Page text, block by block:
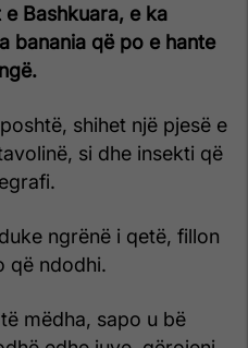
Bashkuara, e ka
banania që po e hante
shihet një pjesë e
si dhe insekti që
ngrënë i qetë, fillon
që ndodhi.
mëdha, sapo u bë